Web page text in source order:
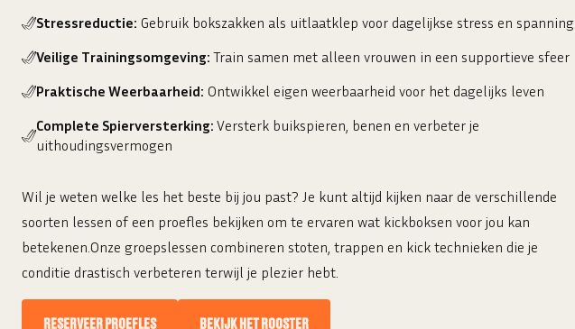
Stressreductie: Gebruik bokszakken als uitlaatklep voor dagelijkse stress en spanning
Veilige Trainingsomgeving: Train samen met alleen vrouwen in een supportieve sfeer
Praktische Weerbaarheid: Ontwikkel eigen weerbaarheid voor het dagelijks leven
Complete Spierversterking: Versterk buikspieren, benen en verbeter je
uithoudingsvermogen
Wil je weten welke les het beste bij jou past? Je kunt altijd kijken naar de verschillende
soorten lessen of een proefles bekijken om te ervaren wat kickboksen voor jou kan
betekenen.Onze groepslessen combineren stoten, trappen en kick technieken die je
conditie drastisch verbeteren terwijl je plezier hebt.
RESERVEER PROEFLES BEKIJK HET ROOSTER